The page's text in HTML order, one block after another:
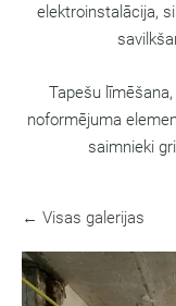
elektroinstalācija,
Tapešu
noformējuma
saimnieki
Visas galerijas